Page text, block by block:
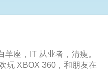
座，IT 从业者，清瘦。
玩 XBOX 360，和朋友在